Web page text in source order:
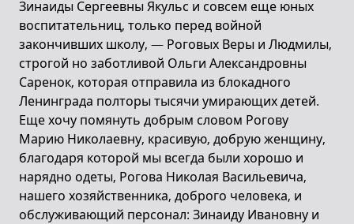
Зинаиды Сергеевны Якульс и совсем еще юных
воспитательниц, только перед войной
закончивших школу, — Роговых Веры и Людмилы,
строгой но заботливой Ольги Александровны
Саренок, которая отправила из блокадного
Ленинграда полторы тысячи умирающих детей.
Еще хочу помянуть добрым словом Рогову
Марию Николаевну, красивую, добрую женщину,
благодаря которой мы всегда были хорошо и
нарядно одеты, Рогова Николая Васильевича,
нашего хозяйственника, доброго человека, и
обслуживающий персонал: Зинаиду Ивановну и